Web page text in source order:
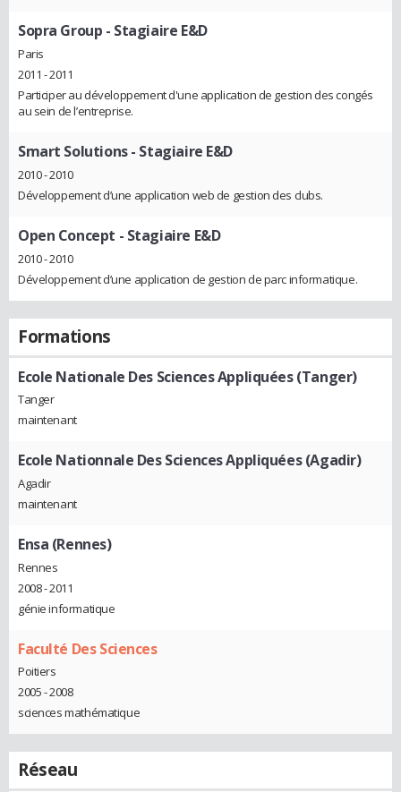
Sopra Group - Stagiaire E&D
Paris
2011 - 2011
Participer au développement d'une application de gestion des congés
au sein de l’entreprise.
Smart Solutions- Stagiaire E&D
2010 - 2010
Développement d’une application web de gestion des clubs.
Open Concept - Stagiaire E&D
2010 - 2010
Développement d’une application de gestion de parc informatique.
Formations
Ecole Nationale Des Sciences Appliquées (Tanger)
Tanger
maintenant
Ecole Nationnale Des Sciences Appliquées (Agadir)
Agadir
maintenant
Ensa (Rennes)
Rennes
2008 - 2011
génie informatique
Faculté Des Sciences
Poitiers
2005 - 2008
sciences mathématique
Réseau